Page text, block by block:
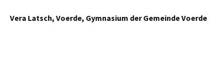
Vera Latsch, Voerde, Gymnasium der Gemeinde Voerde